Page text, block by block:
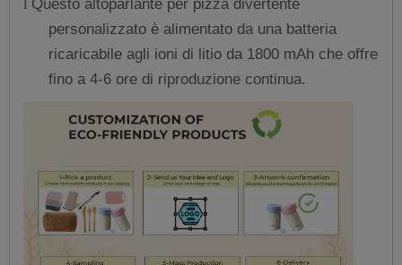
l Questo altoparlante per pizza divertente
personalizzato è alimentato da una batteria
ricaricabile agli ioni di litio da 1800 mAh che offre
fino a 4-6 ore di riproduzione continua.